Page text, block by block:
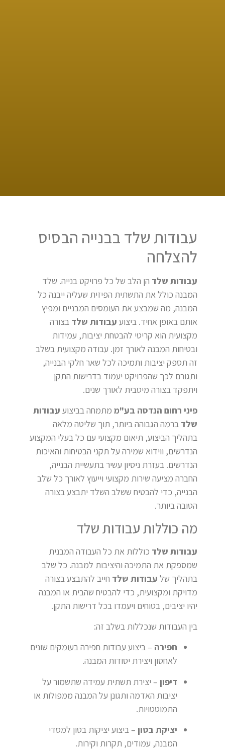
עבודות שלד בבנייה הבסיס
להצלחה
עבודות שלד הן הלב של כל פרויקט בנייה. שלד
המבנה כולל את התשתית הפיזית שעליה ייבנה כל
המבנה, מה שמבצע את העומסים המבניים ומפיץ
אותם באופן אחיד. ביצוע עבודות שלד בצורה
מקצועית הוא קריטי להבטחת יציבות, עמידות
ובטיחות המבנה לאורך זמן. עבודה מקצועית בשלב
זה תספק יציבות ותמיכה לכל שאר חלקי הבנייה,
ותגורם לכך שהפרויקט יעמוד בדרישות התקן
ויתפקד בצורה מיטבית לאורך שנים.
פיני רחום הנדסה בע"ממתמחה בביצוע עבודות
שלד ברמה הגבוהה ביותר, תוך שליטה מלאה
בתהליך הביצוע, תיאום מקצועי עם כל בעלי המקצוע
הנדרשים, ווידוא שמירה על תקני הבטיחות והאיכות
הנדרשים. בעזרת ניסיון עשיר בתעשיית הבנייה,
החברה מציעה שירות מקצועי וייעוץ לאורך כל שלב
הבנייה, כדי להבטיח ששלב השלד יתבצע בצורה
הטובה ביותר.
מה כוללות עבודות שלד
עבודות שלד כוללות את כל העבודה המבנית
שמספקת את התמיכה והיציבות למבנה. כל שלב
בתהליך של עבודות שלד חייב להתבצע בצורה
מדויקת ומקצועית, כדי להבטיח שהבית או המבנה
יהיו יציבים, בטוחים ויעמדו בכל דרישות התקן.
בין העבודות שנכללות בשלב זה:
חפירה – ביצוע עבודות חפירה בעומקים שונים
לאחסון ויצירת יסודות המבנה.
דיפון – יצירת תשתית עמידה שתשמור על
יציבות האדמה ותגונן על המבנה ממפולות או
התמוטטויות.
יציקת בטון – ביצוע יציקות בטון למסדי
המבנה, עמודים, תקרות וקירות.